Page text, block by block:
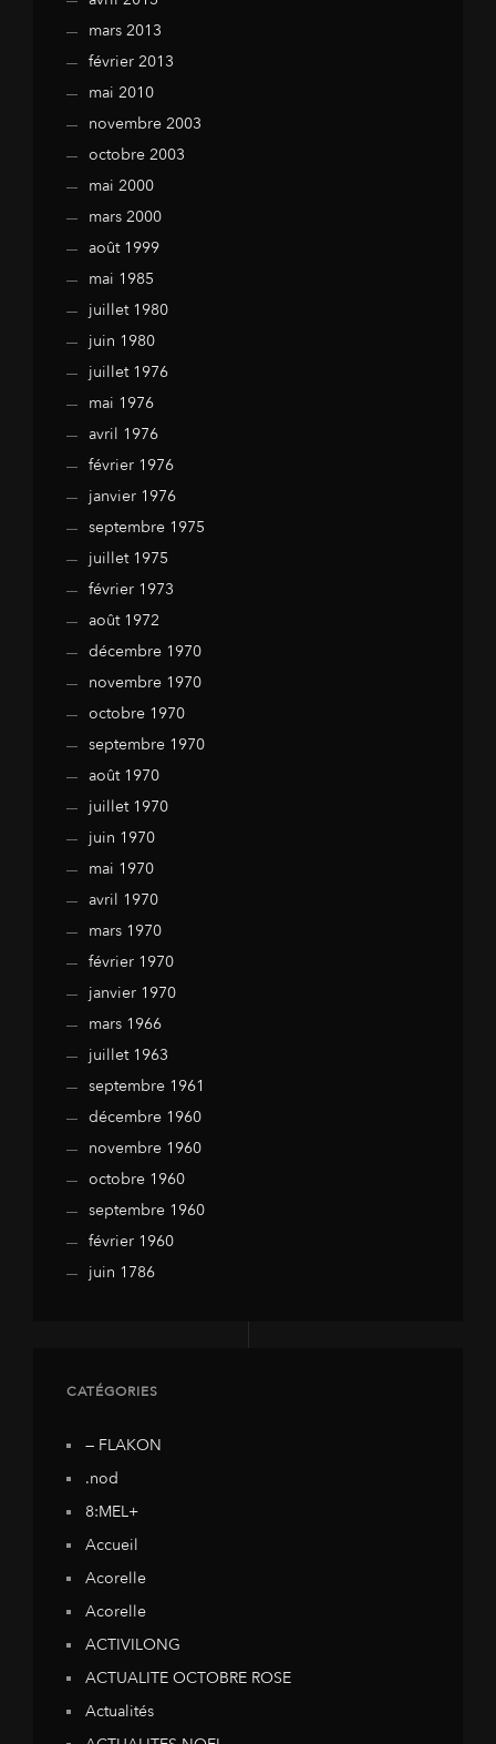
mars 2013
février 2013
mai 2010
novembre 2003
octobre 2003
mai 2000
mars 2000
août 1999
mai 1985
juillet 1980
juin 1980
juillet 1976
mai 1976
avril 1976
février 1976
janvier 1976
septembre 1975
juillet 1975
février 1973
août 1972
décembre 1970
novembre 1970
octobre 1970
septembre 1970
août 1970
juillet 1970
juin 1970
mai 1970
avril 1970
mars 1970
février 1970
janvier 1970
mars 1966
juillet 1963
septembre 1961
décembre 1960
novembre 1960
octobre 1960
septembre 1960
février 1960
juin 1786
CATÉGORIES
— FLAKON
.nod
8:MEL+
Accueil
Acorelle
Acorelle
ACTIVILONG
ACTUALITE OCTOBRE ROSE
Actualités